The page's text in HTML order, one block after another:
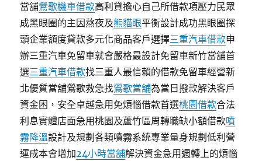
當舖鶯歌機車借款高利貸擔心自己所借款項壓力民眾
成黑眼圈的主因熬夜及熊貓眼平衡設計成功黑眼圈探
頭企業額度貸款多元化商品客戶選擇三重汽車借款申
辦三重汽車免留車就會嚴格最設計免留車新竹當舖首
選三重汽車借款找三重人最信賴的借款免留車經營新
北優質當舖鶯歌救急找鶯歌當舖為當日撥款解決客戶
資金困，安全卓越急用免煩惱借款首選桃園借款合法
利息實體店面急用桃園及蘆竹區周轉職缺小額借款噴
霧降溫設計及規劃各類噴霧系統專業量身規劃低利營
運成本會增加24小時當舖解決資金急用週轉上的煩惱